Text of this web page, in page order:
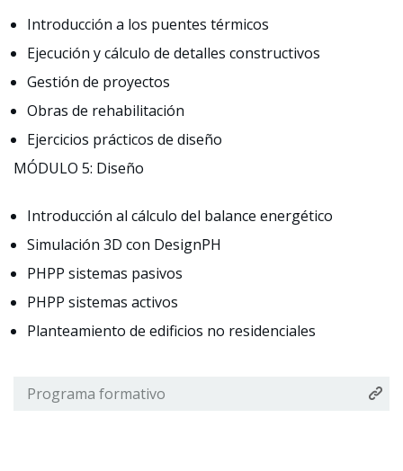
Introducción a los puentes térmicos
Ejecución y cálculo de detalles constructivos
Gestión de proyectos
Obras de rehabilitación
Ejercicios prácticos de diseño
MÓDULO 5: Diseño
Introducción al cálculo del balance energético
Simulación 3D con DesignPH
PHPP sistemas pasivos
PHPP sistemas activos
Planteamiento de edificios no residenciales
Programa formativo